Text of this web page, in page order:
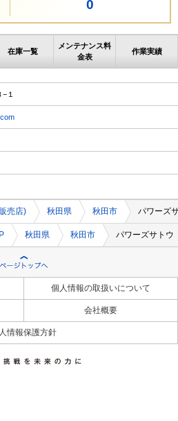
0
在庫一覧
メンテナンス料
金表
作業実績
１
売店) 秋田県 秋田市 パワーズ
秋田県 秋田市 パワーズサトウ
個人情報の取扱いについて
会社概要
情報保護方針